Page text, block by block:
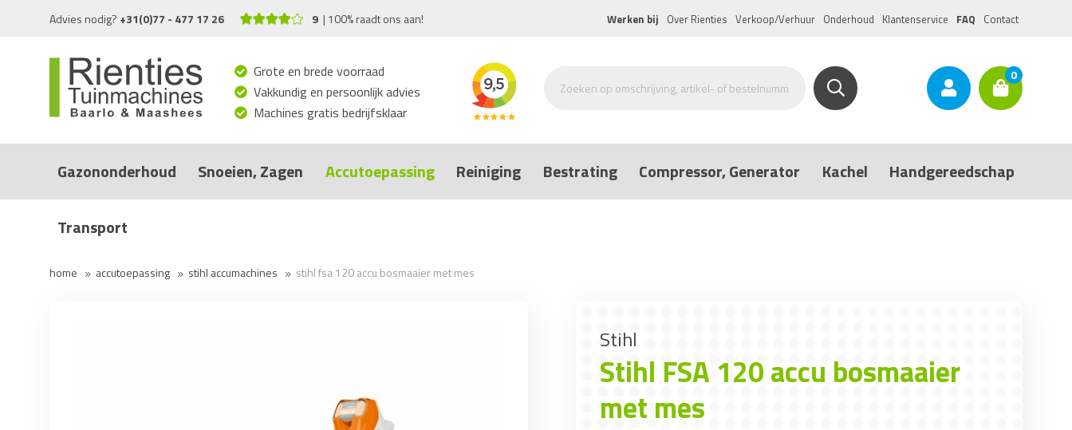
Advies nodig? +31(0)77 - 477 17 26 9 100% raadt ons aan! Werken bij Over Rienties Verkoop/Verhuur Onderhoud Klantenservice FAQ Contact
Grote en brede voorraad
Vakkundig en persoonlijk advies
Machines gratis bedrijfsklaar
0
Gazononderhoud Snoeien, Zagen Accutoepassing Reiniging Bestrating Compressor, Generator Kachel Handgereedschap
Transport
home accutoepassing stihl accumachines stihl fsa 120 accu bosmaaier met mes
Stihl
Stihl FSA 120 accu bosmaaier
met mes